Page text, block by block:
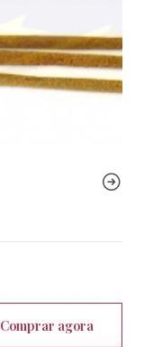
Comprar agora